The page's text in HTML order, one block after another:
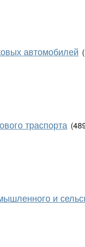
автомобилей
траспорта
и